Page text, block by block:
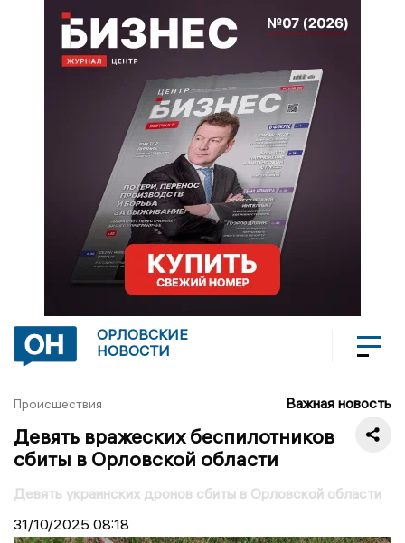
ОРЛОВСКИЕ
НОВОСТИ
Происшествия Важная новость
Девять вражеских беспилотников
сбиты в Орловской области
Девять украинских дронов сбиты в Орловской области
31/10/2025 08:18